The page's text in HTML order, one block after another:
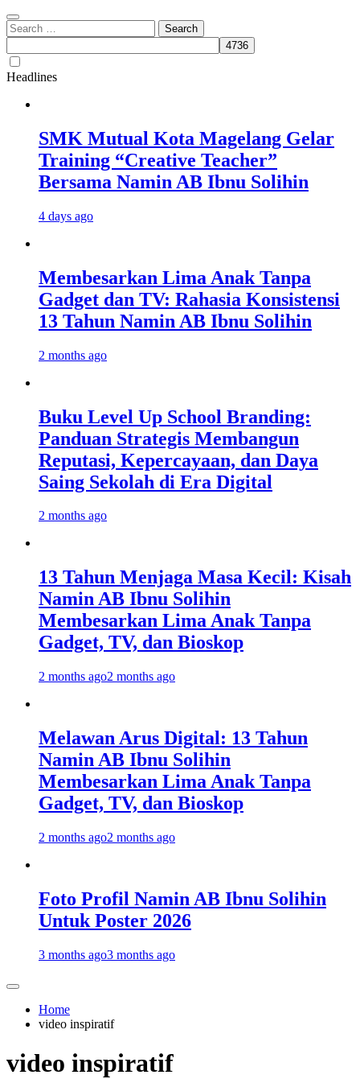
Search
for:
Headlines
SMK Mutual Kota Magelang Gelar
Training “Creative Teacher”
Bersama Namin AB Ibnu Solihin
4 days ago
Membesarkan Lima Anak Tanpa
Gadget dan TV: Rahasia Konsistensi
13 Tahun Namin AB Ibnu Solihin
2 months ago
Buku Level Up School Branding:
Panduan Strategis Membangun
Reputasi, Kepercayaan, dan Daya
Saing Sekolah di Era Digital
2 months ago
13 Tahun Menjaga Masa Kecil: Kisah
Namin AB Ibnu Solihin
Membesarkan Lima Anak Tanpa
Gadget, TV, dan Bioskop
2 months ago2 months ago
Melawan Arus Digital: 13 Tahun
Namin AB Ibnu Solihin
Membesarkan Lima Anak Tanpa
Gadget, TV, dan Bioskop
2 months ago2 months ago
Foto Profil Namin AB Ibnu Solihin
Untuk Poster 2026
3 months ago3 months ago
Home
video inspiratif
video inspiratif